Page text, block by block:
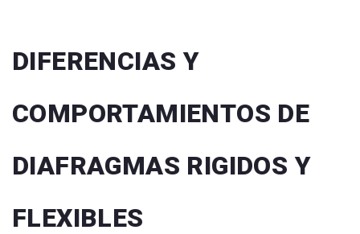
DIFERENCIAS Y
COMPORTAMIENTOS DE
DIAFRAGMAS RIGIDOS Y
FLEXIBLES